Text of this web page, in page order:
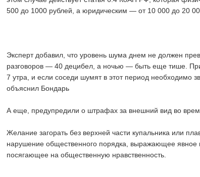
500 до 1000 рублей, а юридическим — от 10 000 до 20
Эксперт добавил, что уровень шума днем не должен
разговоров — 40 децибел, а ночью — быть еще тише.
7 утра, и если соседи шумят в этот период необходимо
объяснил Бондарь
А еще, предупредили о штрафах за внешний вид во
Желание загорать без верхней части купальника или
нарушение общественного порядка, выражающее явное
посягающее на общественную нравственность.